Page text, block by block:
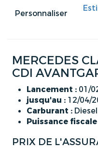
Personnaliser
MERCEDES
CDI
Lancement : 01/
jusqu'au : 12/04/
Carburant : Diesel
Puissance fiscale
PRIX DE